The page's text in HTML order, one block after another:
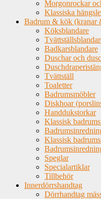
Morgonrockar
Klassiska
Badrum & kök (kranar
Köksblandare
Badkarsblandare
Duschar och
Tvättställ
Toaletter
Badrumsmöbler
Diskhoar
Handdukstorkar
Klassisk
Klassisk
Speglar
Specialartiklar
Tillbehör
Innerdörrshandtag
Dörrhandtag